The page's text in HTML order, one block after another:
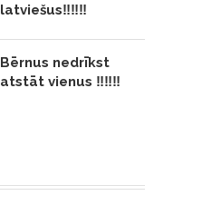
latviešus‼️‼️‼️
Bērnus nedrīkst
atstāt vienus ‼️‼️‼️